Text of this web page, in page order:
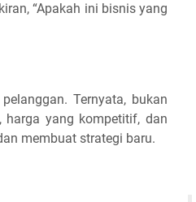
“Apakah ini bisnis yang
Ternyata, bukan
yang kompetitif, dan
membuat strategi baru.